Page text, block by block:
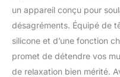
un appareil conçu pour
désagréments. Équipé de
silicone et d’une fonction
promet de détendre vos
de relaxation bien mérité.